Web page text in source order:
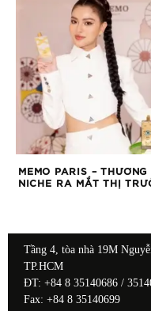
MEMO PARIS –
NICHE RA MẮT THỊ
Tầng 4, tòa nhà 19M
TP.HCM
ĐT: +84 8 35140686 /
Fax: +84 8 35140699